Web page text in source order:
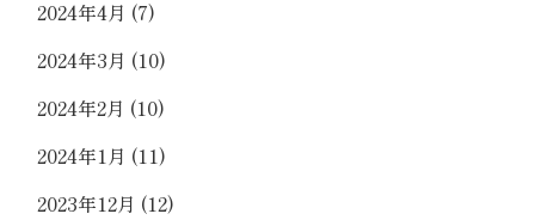
2024年4月 (7)
2024年3月 (10)
2024年2月 (10)
2024年1月 (11)
2023年12月 (12)